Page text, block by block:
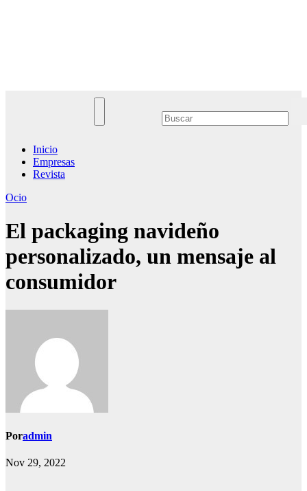
Inicio
Empresas
Revista
Ocio
El packaging navideño
personalizado, un mensaje al
consumidor
Poradmin
Nov 29, 2022